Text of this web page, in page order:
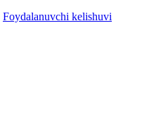
Foydalanuvchi kelishuvi